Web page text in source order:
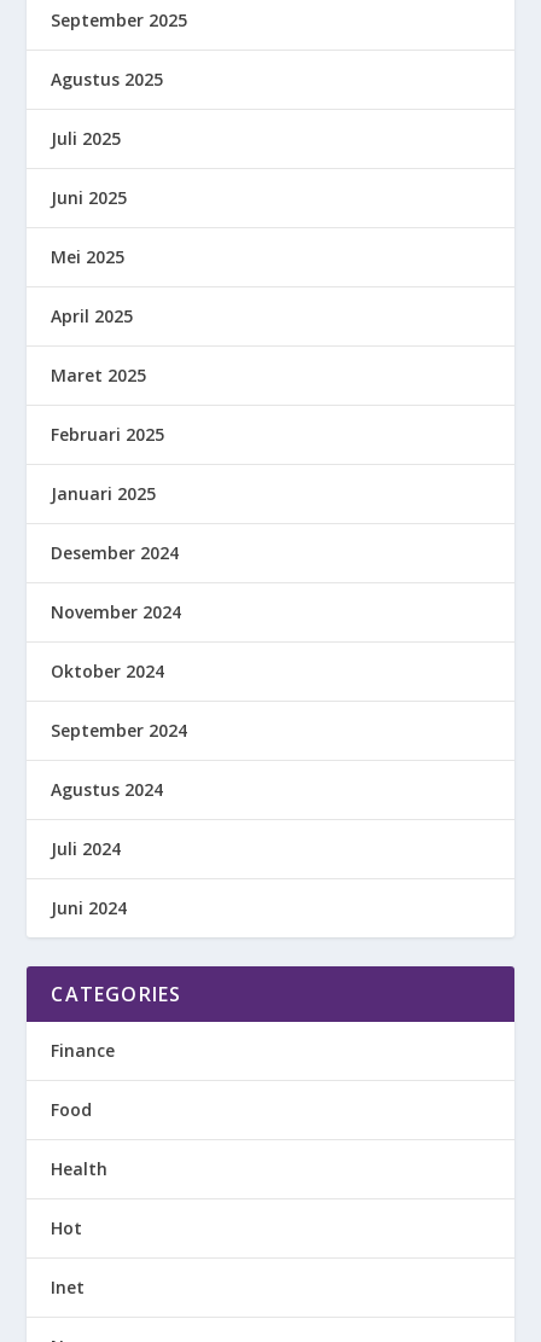
September 2025
Agustus 2025
Juli 2025
Juni 2025
Mei 2025
April 2025
Maret 2025
Februari 2025
Januari 2025
Desember 2024
November 2024
Oktober 2024
September 2024
Agustus 2024
Juli 2024
Juni 2024
CATEGORIES
Finance
Food
Health
Hot
Inet